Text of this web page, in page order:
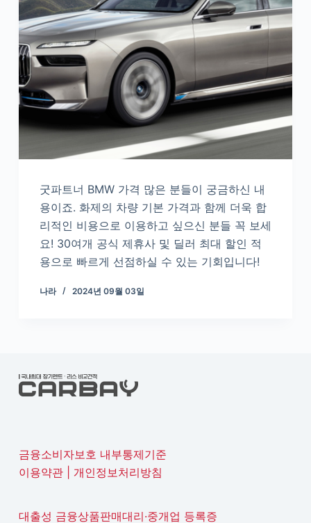
굿파트너 BMW 가격 많은 분들이 궁금하신 내
용이죠. 화제의 차량 기본 가격과 함께 더욱 합
리적인 비용으로 이용하고 싶으신 분들 꼭 보세
요! 30여개 공식 제휴사 및 딜러 최대 할인 적
용으로 빠르게 선점하실 수 있는 기회입니다!
나라 2024년 09월 03일
금융소비자보호 내부통제기준
이용약관| 개인정보처리방침
대출성 금융상품판매대리·중개업 등록증